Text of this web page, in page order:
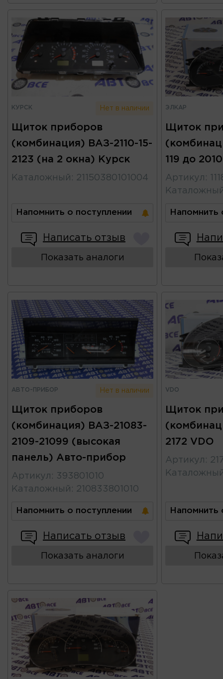
КУРСК Нет в наличии
Щиток приборов
(комбинация) ВАЗ-2110-15-
2123 (на 2 окна) Курск
Каталожный : 21150380101004
Напомнить о поступлении
Написать отзыв
Показать аналоги
ЭЛКАР
Щиток
119 до
Артикул :
Напомнить
АВТО-ПРИБОР Нет в наличии
Щиток приборов
(комбинация) ВАЗ-21083-
2109-21099 (высокая
панель) Авто-прибор
Артикул : 393801010
Каталожный : 210833801010
Напомнить о поступлении
Написать отзыв
Показать аналоги
VDO
Щиток
2172 VDO
Артикул :
Напомнить